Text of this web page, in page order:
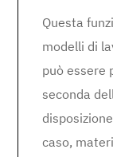
Questa
modelli di
può essere
seconda
caso,